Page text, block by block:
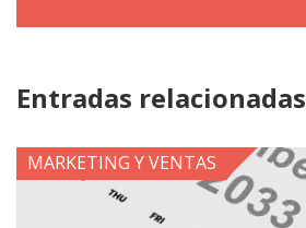
Entradas relacionadas
MARKETING Y VENTAS